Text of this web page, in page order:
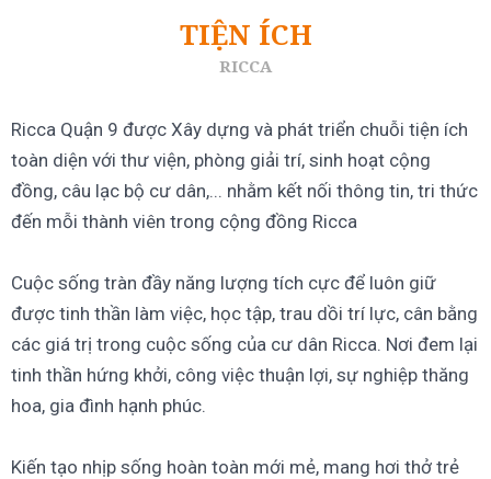
TIỆN ÍCH
RICCA
Ricca Quận 9 được Xây dựng và phát triển chuỗi tiện ích
toàn diện với thư viện, phòng giải trí, sinh hoạt cộng
đồng, câu lạc bộ cư dân,... nhằm kết nối thông tin, tri thức
đến mỗi thành viên trong cộng đồng Ricca
Cuộc sống tràn đầy năng lượng tích cực để luôn giữ
được tinh thần làm việc, học tập, trau dồi trí lực, cân bằng
các giá trị trong cuộc sống của cư dân Ricca. Nơi đem lại
tinh thần hứng khởi, công việc thuận lợi, sự nghiệp thăng
hoa, gia đình hạnh phúc.
Kiến tạo nhịp sống hoàn toàn mới mẻ, mang hơi thở trẻ